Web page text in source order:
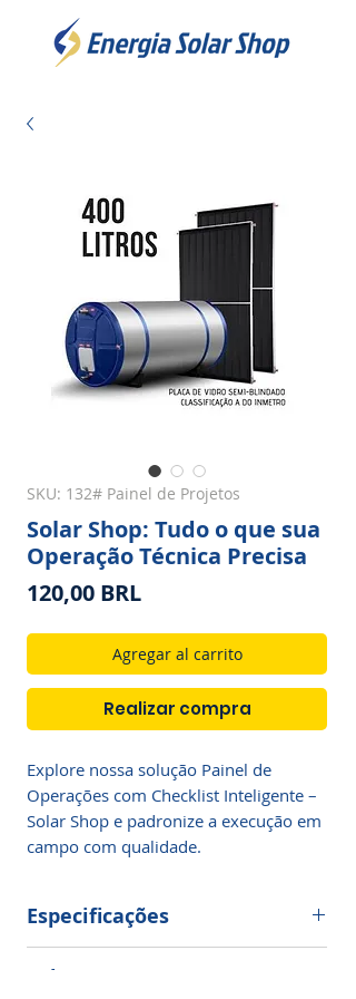
SKU: 132# Painel de Projetos
Solar Shop: Tudo o que sua
Operação Técnica Precisa
120,00 BRLPrecio
Agregar al carrito
Realizar compra
Explore nossa solução Painel de
Operações com Checklist Inteligente –
Solar Shop e padronize a execução em
campo com qualidade.
Especificações
Fale Conosco